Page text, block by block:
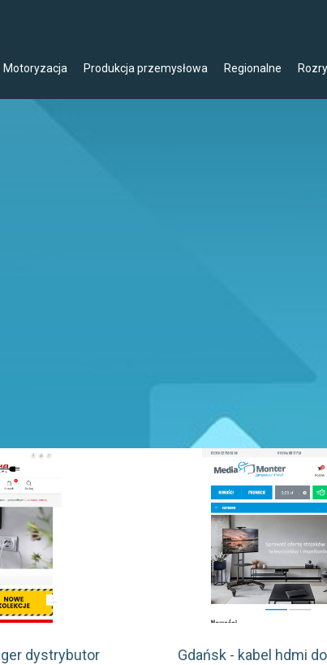
Motoryzacja Produkcja przemysłowa Regionalne
dystrybutor Gdańsk - kabel hdmi